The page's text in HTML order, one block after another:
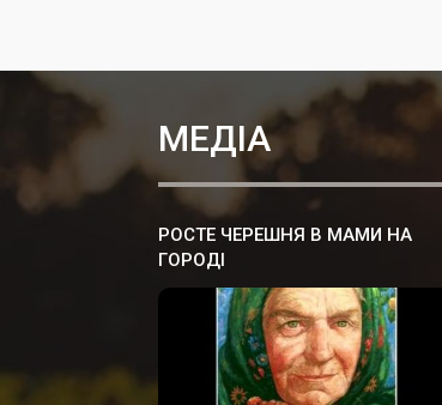
МЕДІА
РОСТЕ ЧЕРЕШНЯ В МАМИ НА
ГОРОДІ